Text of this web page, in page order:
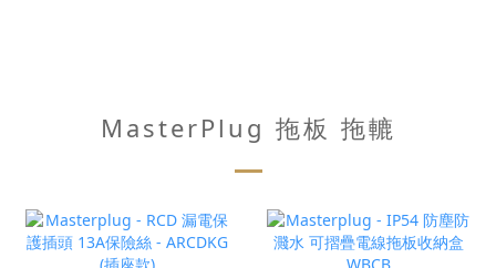
MasterPlug 拖板 拖轆